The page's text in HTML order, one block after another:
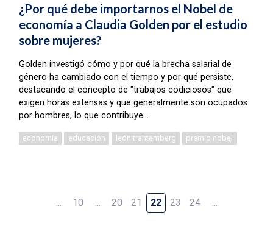
¿Por qué debe importarnos el Nobel de
economía a Claudia Golden por el estudio
sobre mujeres?
Golden investigó cómo y por qué la brecha salarial de
género ha cambiado con el tiempo y por qué persiste,
destacando el concepto de "trabajos codiciosos" que
exigen horas extensas y que generalmente son ocupados
por hombres, lo que contribuye...
economía educación león trahtemberg premio nobel
... 10 ... 20 21 22 23 24 ...